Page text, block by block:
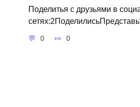
Поделитья с друзьями в
0 0